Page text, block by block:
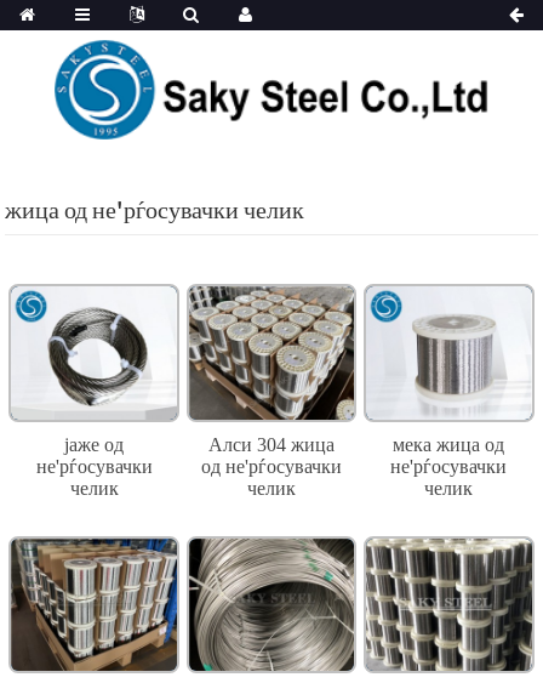
жица од не'рѓосувачки челик
јаже од
не'рѓосувачки
челик
Алси 304 жица
од не'рѓосувачки
челик
мека жица од
не'рѓосувачки
челик